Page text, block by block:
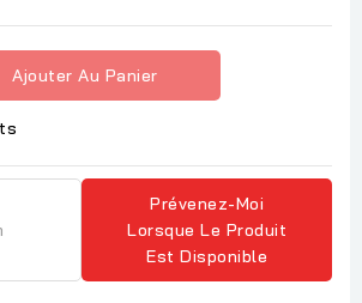
Ajouter Au Panier
Prévenez-Moi
Lorsque Le Produit
Est Disponible